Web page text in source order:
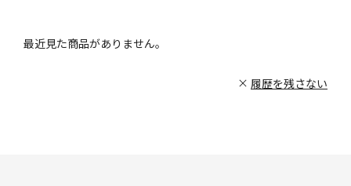
最近見た商品がありません。
履歴を残さない